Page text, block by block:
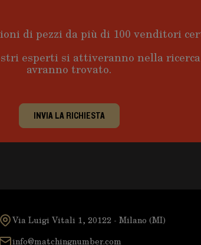
di pezzi da più di 100 venditori
esperti si attiveranno nella
avranno trovato.
INVIA LA RICHIESTA
Via Luigi Vitali 1, 20122 - Milano (MI)
info@matchingnumber.com